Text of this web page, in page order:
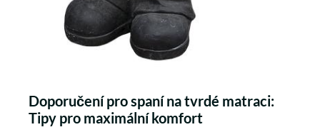
Doporučení pro spaní na tvrdé matraci:
Tipy pro maximální komfort